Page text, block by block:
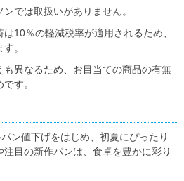
では取扱いがありません。
10％の軽減税率が適用されるため、
。
異なるため、お目当ての商品の有無
す。
ン値下げをはじめ、初夏にぴったり
目の新作パンは、食卓を豊かに彩り